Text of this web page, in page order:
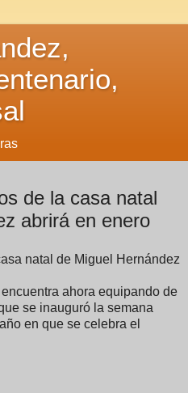
de la casa natal
abrirá en enero
natal de Miguel Hernández
ahora equipando de
se inauguró la semana
en que se celebra el